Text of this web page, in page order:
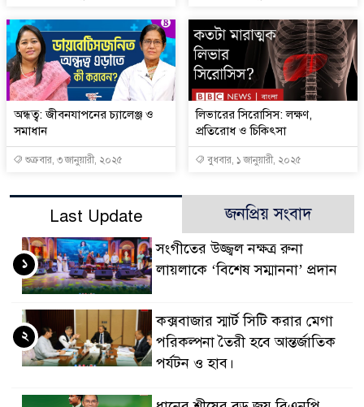
অন্ধত্ব: জীবনযাপনের চ্যালেঞ্জ ও
সমাধান
শুক্রবার, ৩ জানুয়ারী, ২০২৫
লিভারের সিরোসিস: লক্ষণ,
প্রতিরোধ ও চিকিৎসা
বুধবার, ১ জানুয়ারী, ২০২৫
Last Update জনপ্রিয় সংবাদ
সংগীতের উজ্জ্বল নক্ষত্র রুনা
লায়লাকে ‘বিশেষ সম্মাননা’ প্রদান
১
কক্সবাজার স্মার্ট সিটি করার মেগা
পরিকল্পনা তৈরী হবে আন্তর্জাতিক
পর্যটন ও হাব।
২